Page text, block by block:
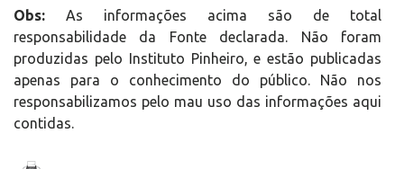
Obs: As informações acima são de total
responsabilidade da Fonte declarada. Não foram
produzidas pelo Instituto Pinheiro, e estão publicadas
apenas para o conhecimento do público. Não nos
responsabilizamos pelo mau uso das informações aqui
contidas.